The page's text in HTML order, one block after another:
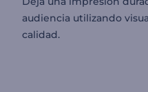
audiencia utilizando
calidad.